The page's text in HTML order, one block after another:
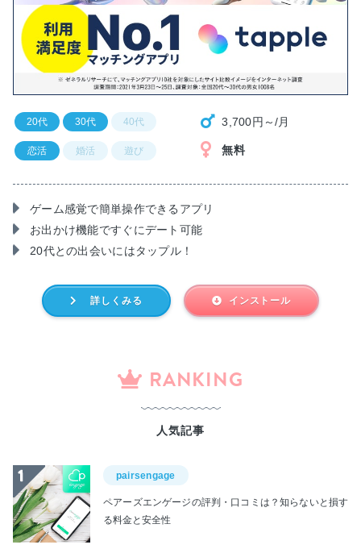
ゲーム感覚で簡単操作できるアプリ
お出かけ機能ですぐにデート可能
20代との出会いにはタップル！
20代 30代 40代
恋活 婚活 遊び
3,700円～/月
無料
詳しくみる インストール
RANKING
人気記事
pairsengage
ペアーズエンゲージの評判・口コミは？知らないと損す
る料金と安全性